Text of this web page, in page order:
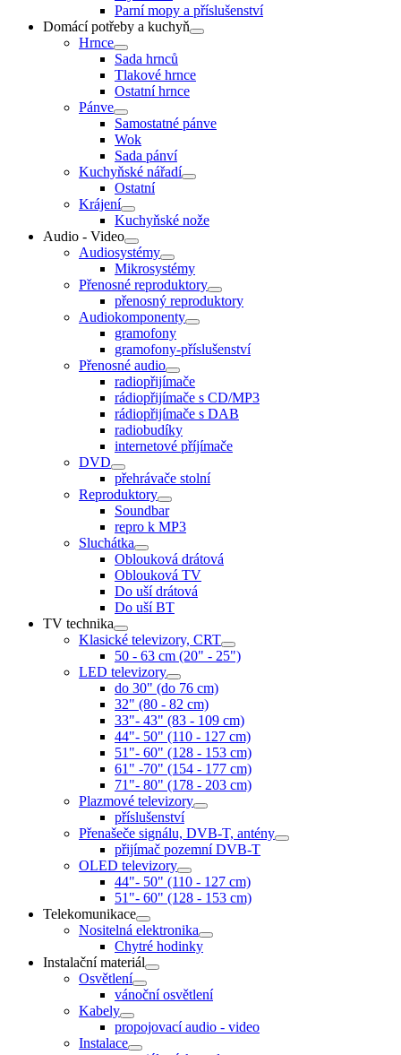
Parní mopy a příslušenství
Domácí potřeby a kuchyň
Hrnce
Sada hrnců
Tlakové hrnce
Ostatní hrnce
Pánve
Samostatné pánve
Wok
Sada pánví
Kuchyňské nářadí
Ostatní
Krájení
Kuchyňské nože
Audio - Video
Audiosystémy
Mikrosystémy
Přenosné reproduktory
přenosný reproduktory
Audiokomponenty
gramofony
gramofony-příslušenství
Přenosné audio
radiopřijímače
rádiopřijímače s CD/MP3
rádiopřijímače s DAB
radiobudíky
internetové příjímače
DVD
přehrávače stolní
Reproduktory
Soundbar
repro k MP3
Sluchátka
Oblouková drátová
Oblouková TV
Do uší drátová
Do uší BT
TV technika
Klasické televizory, CRT
50 - 63 cm (20" - 25")
LED televizory
do 30" (do 76 cm)
32" (80 - 82 cm)
33"- 43" (83 - 109 cm)
44"- 50" (110 - 127 cm)
51"- 60" (128 - 153 cm)
61" -70" (154 - 177 cm)
71"- 80" (178 - 203 cm)
Plazmové televizory
příslušenství
Přenašeče signálu, DVB-T, antény
přijímač pozemní DVB-T
OLED televizory
44"- 50" (110 - 127 cm)
51"- 60" (128 - 153 cm)
Telekomunikace
Nositelná elektronika
Chytré hodinky
Instalační materiál
Osvětlení
vánoční osvětlení
Kabely
propojovací audio - video
Instalace